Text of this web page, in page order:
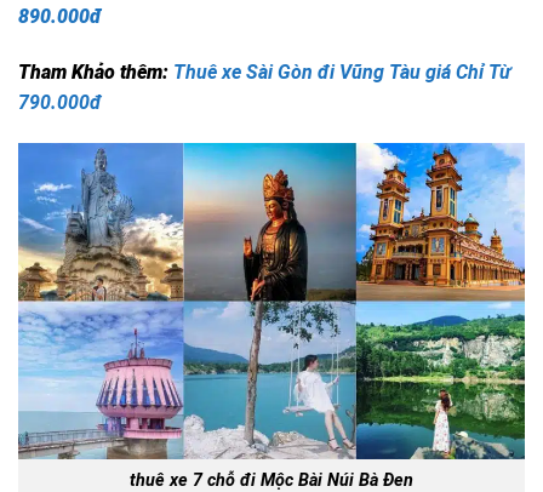
890.000đ
Tham Khảo thêm: Thuê xe Sài Gòn đi Vũng Tàu giá Chỉ Từ
790.000đ
thuê xe 7 chỗ đi Mộc Bài Núi Bà Đen